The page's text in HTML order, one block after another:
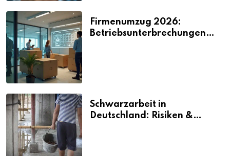
Firmenumzug 2026:
Betriebsunterbrechungen
Schwarzarbeit in
Deutschland: Risiken &